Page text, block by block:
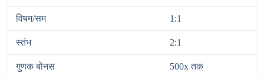
विषम/सम 1:1
स्तंभ 2:1
गुणक बोनस
500x तक